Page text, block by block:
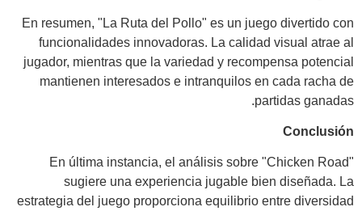
En resumen, "La Ruta del Pollo" es un juego divertido con
funcionalidades innovadoras. La calidad visual atrae al
jugador, mientras que la variedad y recompensa potencial
mantienen interesados e intranquilos en cada racha de
partidas ganadas.
Conclusión
En última instancia, el análisis sobre "Chicken Road"
sugiere una experiencia jugable bien diseñada. La
estrategia del juego proporciona equilibrio entre diversidad